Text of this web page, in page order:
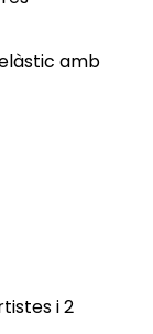
amb
i 2